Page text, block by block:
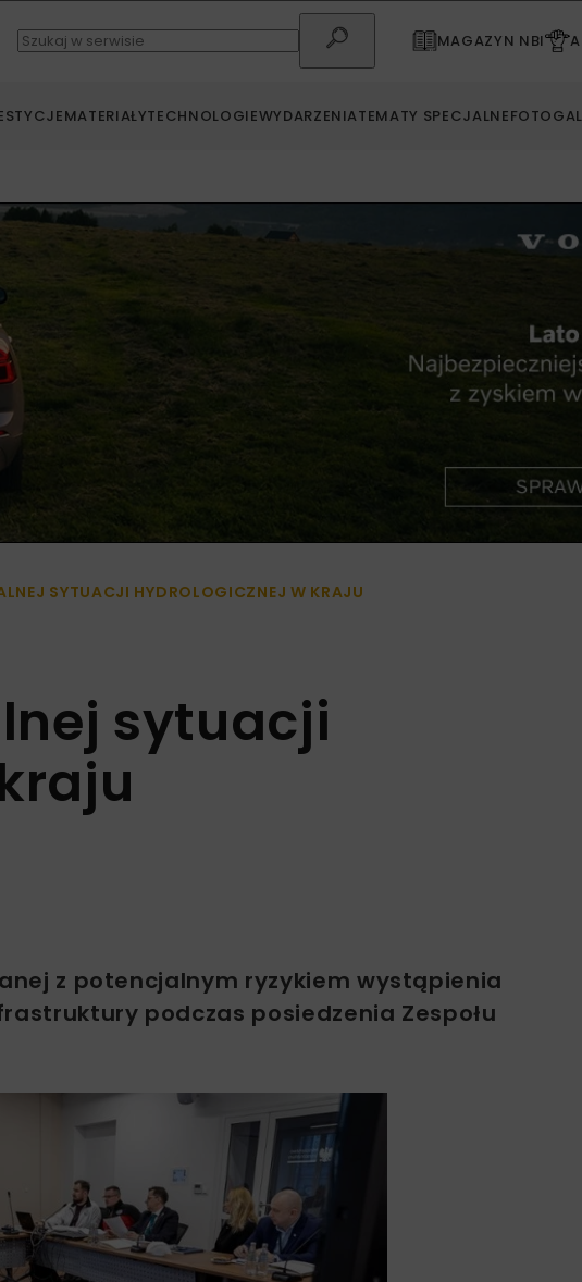
MAGAZYN NBI
MATERIAŁYTECHNOLOGIEWYDARZENIATEMATY SPECJALNE
SYTUACJI HYDROLOGICZNEJ W KRAJU
sytuacji
z potencjalnym ryzykiem wystąpienia
podczas posiedzenia Zespołu